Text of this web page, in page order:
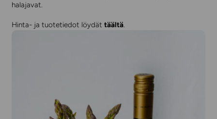
halajavat.
Hinta- ja tuotetiedot löydät täältä.